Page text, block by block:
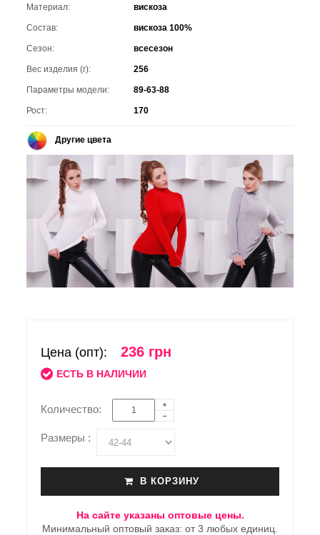
Материал: вискоза
Состав: вискоза 100%
Сезон: всесезон
Вес изделия (г): 256
Параметры модели: 89-63-88
Рост: 170
Другие цвета
Цена (опт): 236 грн
ЕСТЬ В НАЛИЧИИ
Количество:
Размеры :
В КОРЗИНУ
На сайте указаны оптовые цены.
Минимальный оптовый заказ: от 3 любых единиц.